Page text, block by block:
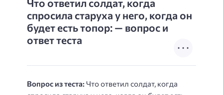
Что ответил солдат, когда
спросила старуха у него, когда он
будет есть топор: — вопрос и
ответ теста
Вопрос из теста: Что ответил солдат, когда